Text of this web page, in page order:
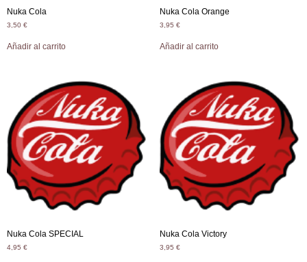
Nuka Cola
3,50 €
Añadir al carrito
Nuka Cola Orange
3,95 €
Añadir al carrito
Nuka Cola SPECIAL
4,95 €
Nuka Cola Victory
3,95 €